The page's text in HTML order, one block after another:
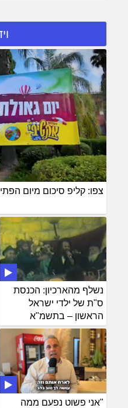
צפו: קליפ סיכום מיום
נשלף מהארכיון: הכנסת
ס"ת של ילדי ישראל
הראשון – בתשמ"א
"אני פשוט נפעם ממה